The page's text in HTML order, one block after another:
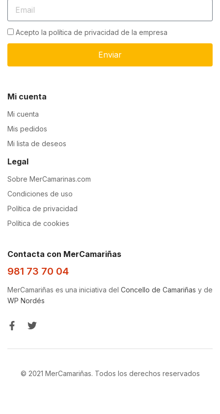
Acepto la política de privacidad de la empresa
Enviar
Mi cuenta
Mi cuenta
Mis pedidos
Mi lista de deseos
Legal
Sobre MerCamarinas.com
Condiciones de uso
Política de privacidad
Política de cookies
Contacta con MerCamariñas
981 73 70 04
MerCamariñas es una iniciativa del Concello de Camariñas y de
WP Nordés
© 2021 MerCamariñas. Todos los derechos reservados